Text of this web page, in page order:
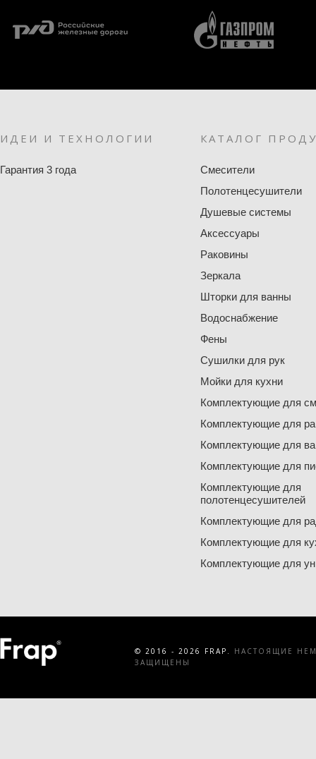
ИДЕИ И ТЕХНОЛОГИИ
Гарантия 3 года
КАТАЛОГ
Смесители
Полотенцесушители
Душевые системы
Аксессуары
Раковины
Зеркала
Шторки для ванны
Водоснабжение
Фены
Сушилки для рук
Мойки для кухни
Комплектующие для
Комплектующие для
Комплектующие для
Комплектующие для
Комплектующие для
полотенцесушителей
Комплектующие для
Комплектующие для
Комплектующие для
© 2016 - 2026 FRAP.
НАСТОЯЩИЕ
ЗАЩИЩЕНЫ